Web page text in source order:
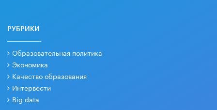
РУБРИКИ
Образовательная политика
Экономика
Качество образования
Интервести
Big data